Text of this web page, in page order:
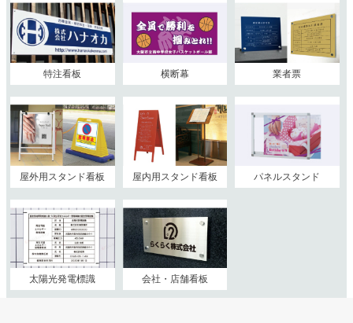
特注看板 横断幕 業者票
屋外用スタンド看板 屋内用スタンド看板 パネルスタンド
太陽光発電標識 会社・店舗看板